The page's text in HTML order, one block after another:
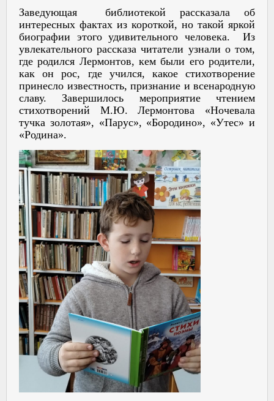
Заведующая библиотекой рассказала об
интересных фактах из короткой, но такой яркой
биографии этого удивительного человека. Из
увлекательного рассказа читатели узнали о том,
где родился Лермонтов, кем были его родители,
как он рос, где учился, какое стихотворение
принесло известность, признание и всенародную
славу. Завершилось мероприятие чтением
стихотворений М.Ю. Лермонтова «Ночевала
тучка золотая», «Парус», «Бородино», «Утес» и
«Родина».